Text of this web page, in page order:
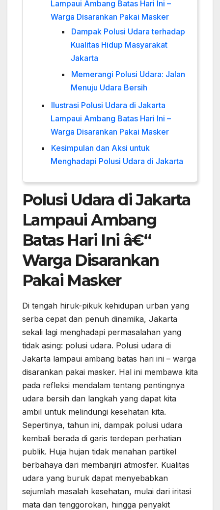
Lampaui Ambang Batas Hari Ini –
Warga Disarankan Pakai Masker
Dampak Polusi Udara terhadap
Kualitas Hidup Masyarakat
Jakarta
Memerangi Polusi Udara: Jalan
Menuju Udara Bersih
Ilustrasi Polusi Udara di Jakarta
Lampaui Ambang Batas Hari Ini –
Warga Disarankan Pakai Masker
Kesimpulan dan Aksi untuk
Menghadapi Polusi Udara di Jakarta
Polusi Udara di Jakarta
Lampaui Ambang
Batas Hari Ini â€“
Warga Disarankan
Pakai Masker
Di tengah hiruk-pikuk kehidupan urban yang
serba cepat dan penuh dinamika, Jakarta
sekali lagi menghadapi permasalahan yang
tidak asing: polusi udara. Polusi udara di
Jakarta lampaui ambang batas hari ini – warga
disarankan pakai masker. Hal ini membawa kita
pada refleksi mendalam tentang pentingnya
udara bersih dan langkah yang dapat kita
ambil untuk melindungi kesehatan kita.
Sepertinya, tahun ini, dampak polusi udara
kembali berada di garis terdepan perhatian
publik. Huja hujan tidak menahan partikel
berbahaya dari membanjiri atmosfer. Kualitas
udara yang buruk dapat menyebabkan
sejumlah masalah kesehatan, mulai dari iritasi
mata dan tenggorokan, hingga penyakit